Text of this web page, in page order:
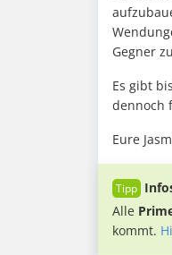
Gegner
Es gibt
dennoch
Eure
Alle
kommt.